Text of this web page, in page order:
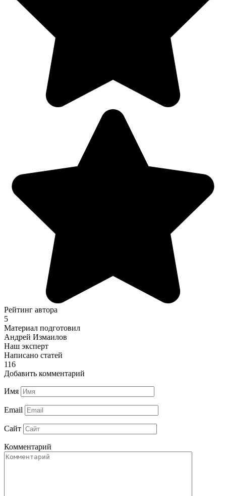
Рейтинг автора
5
Материал подготовил
Андрей Измаилов
Наш эксперт
Написано статей
116
Добавить комментарий
Имя
Email
Сайт
Комментарий